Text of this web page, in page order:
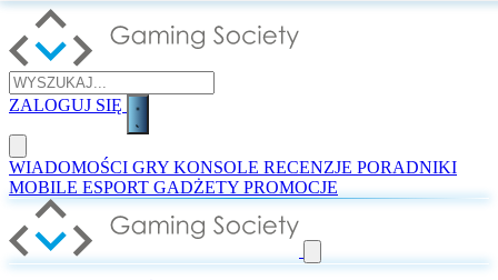
ZALOGUJ SIĘ
WIADOMOŚCI GRY KONSOLE RECENZJE PORADNIKI
MOBILE ESPORT GADŻETY PROMOCJE